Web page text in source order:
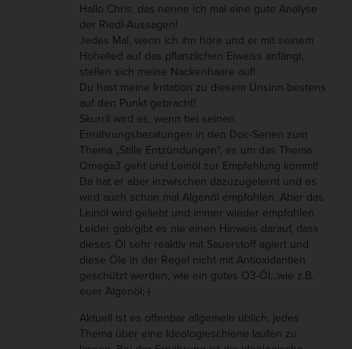
Hallo Chris, das nenne ich mal eine gute Analyse
der Riedl-Aussagen!
Jedes Mal, wenn ich ihn höre und er mit seinem
Hohelied auf das pflanzlichen Eiweiss anfängt,
stellen sich meine Nackenhaare auf!
Du hast meine Irritation zu diesem Unsinn bestens
auf den Punkt gebracht!
Skurril wird es, wenn bei seinen
Ernährungsberatungen in den Doc-Serien zum
Thema „Stille Entzündungen“, es um das Thema
Omega3 geht und Leinöl zur Empfehlung kommt!
Da hat er aber inzwischen dazuzugelernt und es
wird auch schon mal Algenöl empfohlen. Aber das
Leinöl wird geliebt und immer wieder empfohlen.
Leider gab/gibt es nie einen Hinweis darauf, dass
dieses Öl sehr reaktiv mit Sauerstoff agiert und
diese Öle in der Regel nicht mit Antioxidantien
geschützt werden, wie ein gutes O3-Öl…wie z.B.
euer Algenöl;-)
Aktuell ist es offenbar allgemein üblich, jedes
Thema über eine Ideologieschiene laufen zu